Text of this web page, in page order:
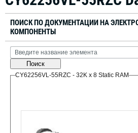
ПОИСК ПО ДОКУМЕНТАЦИИ НА
КОМПОНЕНТЫ
Поиск
CY62256VL-55RZC - 32K x 8 Static RAM